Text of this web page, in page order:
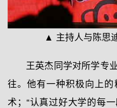
▲ 主持人与陈思
王英杰同学对所学专
往。他有一种积极向上
术；“认真过好大学的每